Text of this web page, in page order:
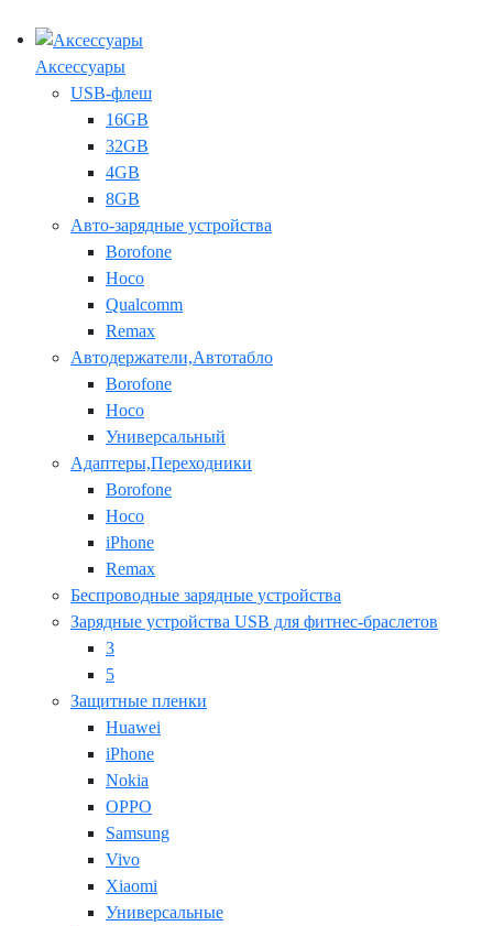
Аксессуары
USB-флеш
16GB
32GB
4GB
8GB
Авто-зарядные устройства
Borofone
Hoco
Qualcomm
Remax
Автодержатели,Автотабло
Borofone
Hoco
Универсальный
Адаптеры,Переходники
Borofone
Hoco
iPhone
Remax
Беспроводные зарядные устройства
Зарядные устройства USB для фитнес-браслетов
3
5
Защитные пленки
Huawei
iPhone
Nokia
OPPO
Samsung
Vivo
Xiaomi
Универсальные